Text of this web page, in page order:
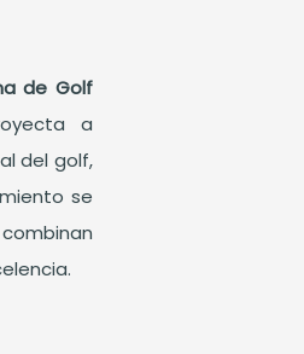
de Golf
a
del golf,
se